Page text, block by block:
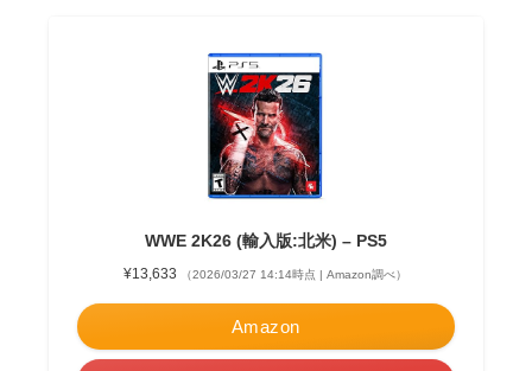
WWE 2K26 (輸入版:北米) – PS5
¥13,633 （2026/03/27 14:14時点 | Amazon調べ）
Amazon